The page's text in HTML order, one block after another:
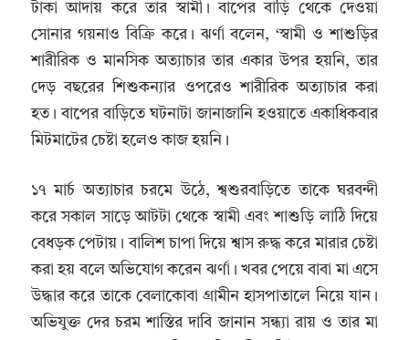
টাকা আদায় করে তার স্বামী। বাপের বাড়ি থেকে দেওয়া
সোনার গয়নাও বিক্রি করে। ঝর্ণা বলেন, ‘স্বামী ও শাশুড়ির
শারীরিক ও মানসিক অত্যাচার তার একার উপর হয়নি, তার
দেড় বছরের শিশুকন্যার ওপরেও শারীরিক অত্যাচার করা
হত। বাপের বাড়িতে ঘটনাটা জানাজানি হওয়াতে একাধিকবার
মিটমাটের চেষ্টা হলেও কাজ হয়নি।
১৭ মার্চ অত্যাচার চরমে উঠে, শ্বশুরবাড়িতে তাকে ঘরবন্দী
করে সকাল সাড়ে আটটা থেকে স্বামী এবং শাশুড়ি লাঠি দিয়ে
বেধড়ক পেটায়। বালিশ চাপা দিয়ে শ্বাস রুদ্ধ করে মারার চেষ্টা
করা হয় বলে অভিযোগ করেন ঝর্ণা। খবর পেয়ে বাবা মা এসে
উদ্ধার করে তাকে বেলাকোবা গ্রামীন হাসপাতালে নিয়ে যান।
অভিযুক্ত দের চরম শাস্তির দাবি জানান সন্ধ্যা রায় ও তার মা